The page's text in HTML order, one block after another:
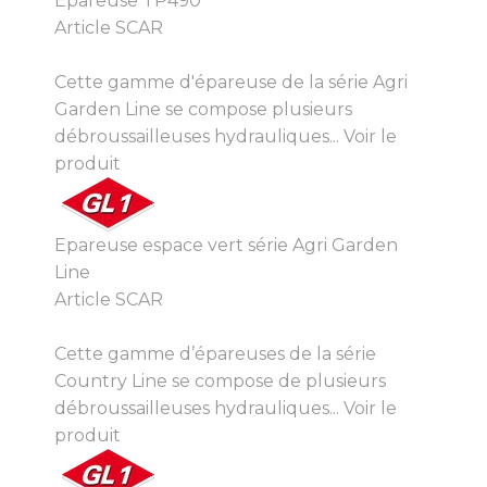
Article SCAR
Cette gamme d'épareuse de la série Agri
Garden Line se compose plusieurs
débroussailleuses hydrauliques... Voir le
produit
Epareuse espace vert série Agri Garden
Line
Article SCAR
Cette gamme d’épareuses de la série
Country Line se compose de plusieurs
débroussailleuses hydrauliques... Voir le
produit